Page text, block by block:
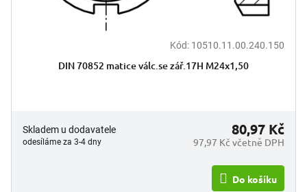
Kód: 10510.11.00.240.150
DIN 70852 matice válc.se zář.17H M24x1,50
Skladem u dodavatele
odesíláme za 3-4 dny 97,97 Kč včetně DPH
80,97 Kč
Do košíku